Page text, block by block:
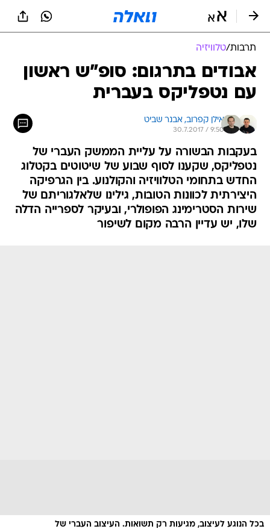
תרבות/טלוויזיה
אבודים בתרגום: סופ"ש ראשון
עם נטפליקס בעברית
אילן קפרוב, אבנר שביט
30.7.2017 / 9:50
בעקבות הבשורה על עליית הממשק העברי של
נטפליקס, שקענו לסוף שבוע של שיטוטים בקטלוג
החדש בתחומי הטלוויזיה והקולנוע. בין הגרפיקה
היצירתית לכוונות הטובות, גילינו שלאלגוריתם של
שירות הסטרימינג הפופולרי, ובעיקר לספרייה הדלה
שלו, יש עדיין הרבה מקום לשיפור
בכל הנוגע לעיצוב, מגיעות רק תשואות. העיצוב העברי של